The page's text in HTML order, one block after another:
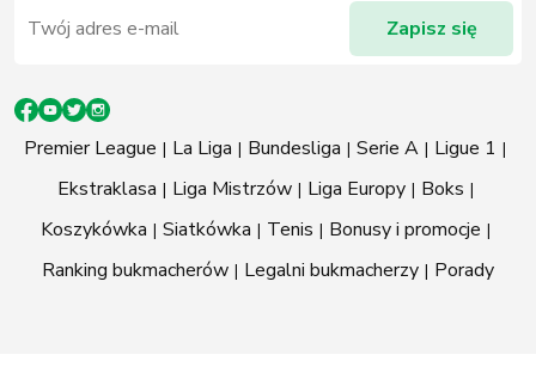
Premier League La Liga Bundesliga Serie A
Ligue 1
Ekstraklasa
Liga Mistrzów Liga Europy
Boks
Koszykówka
Siatkówka Tenis
Bonusy i promocje
Ranking bukmacherów
Legalni bukmacherzy Porady